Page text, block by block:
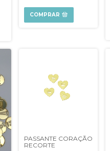
COMPRAR
PASSANTE CORAÇÃO
RECORTE